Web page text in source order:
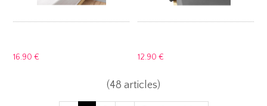
16.90 € 12.90 €
(48 articles)